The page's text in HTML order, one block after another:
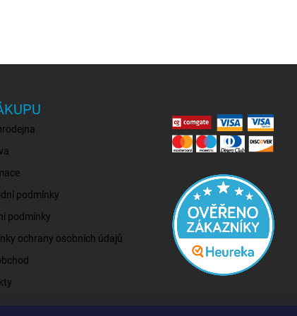
podmínky
podmínky
ochrany osobních údajů